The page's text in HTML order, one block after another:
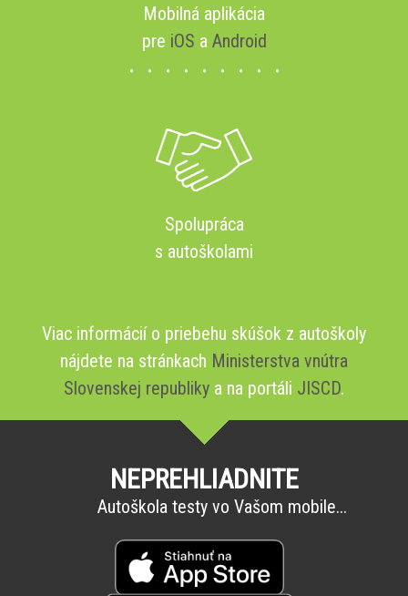
Mobilná aplikácia
pre iOS a Android
Spolupráca
s autoškolami
Viac informácií o priebehu skúšok z autoškoly
nájdete na stránkach Ministerstva vnútra
Slovenskej republiky a na portáli JISCD.
NEPREHLIADNITE
Autoškola testy vo Vašom mobile...